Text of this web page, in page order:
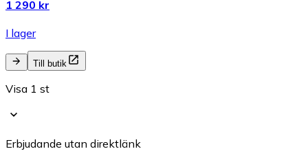
1 290 kr
I lager
Till butik
Visa 1 st
Erbjudande utan direktlänk